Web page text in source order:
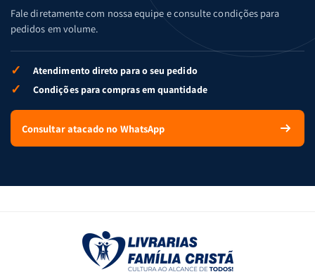
Fale diretamente com nossa equipe e consulte condições para
pedidos em volume.
✓ Atendimento direto para o seu pedido
✓ Condições para compras em quantidade
Consultar atacado no WhatsApp